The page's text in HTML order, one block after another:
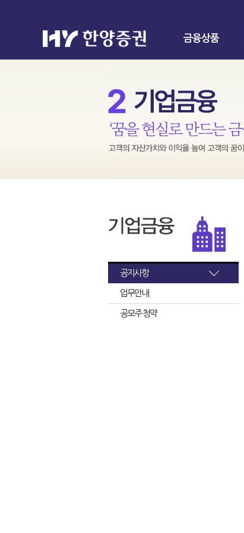
금융상품
공지사항
업무안내
공모주 청약